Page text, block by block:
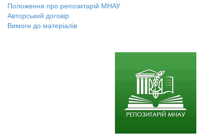
Положення про репозитарій МНАУ
Авторський договір
Вимоги до матеріалів